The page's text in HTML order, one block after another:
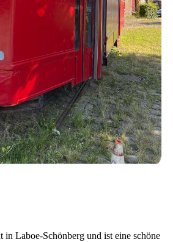
in Laboe-Schönberg und ist eine schöne